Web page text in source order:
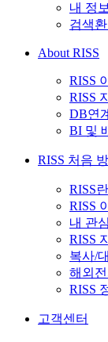
내 정보
검색
About RISS
RISS
RISS
DB연
BI 및
RISS 처음
RISS
RISS
내 관
RISS
복사/
해외
RISS
고객센터